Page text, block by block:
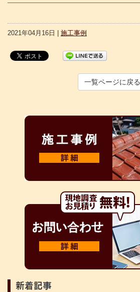
2021年04月16日 | 施工事例
一覧ページに戻る
新着記事